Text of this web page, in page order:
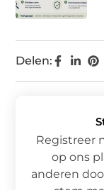
Delen:
Registreer
op ons
anderen